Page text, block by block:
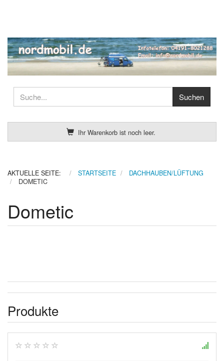
Ihr Warenkorb ist noch leer.
AKTUELLE SEITE: STARTSEITE
DACHHAUBEN/LÜFTUNG
DOMETIC
Dometic
Produkte